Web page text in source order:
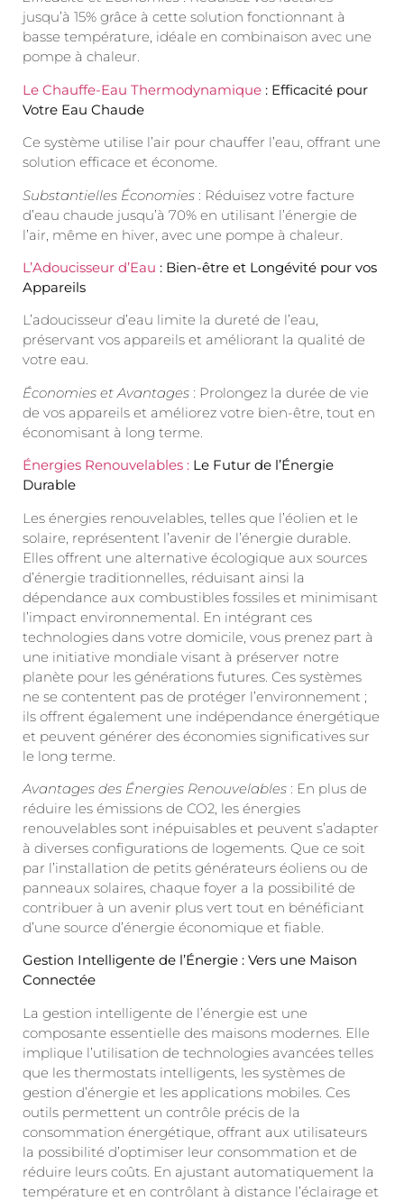
jusqu’à 15% grâce à cette solution fonctionnant à
basse température, idéale en combinaison avec une
pompe à chaleur.
Le Chauffe-Eau Thermodynamique : Efficacité pour
Votre Eau Chaude
Ce système utilise l’air pour chauffer l’eau, offrant une
solution efficace et économe.
Substantielles Économies : Réduisez votre facture
d’eau chaude jusqu’à 70% en utilisant l’énergie de
l’air, même en hiver, avec une pompe à chaleur.
L’Adoucisseur d’Eau : Bien-être et Longévité pour vos
Appareils
L’adoucisseur d’eau limite la dureté de l’eau,
préservant vos appareils et améliorant la qualité de
votre eau.
Économies et Avantages : Prolongez la durée de vie
de vos appareils et améliorez votre bien-être, tout en
économisant à long terme.
Énergies Renouvelables : Le Futur de l’Énergie
Durable
Les énergies renouvelables, telles que l’éolien et le
solaire, représentent l’avenir de l’énergie durable.
Elles offrent une alternative écologique aux sources
d’énergie traditionnelles, réduisant ainsi la
dépendance aux combustibles fossiles et minimisant
l’impact environnemental. En intégrant ces
technologies dans votre domicile, vous prenez part à
une initiative mondiale visant à préserver notre
planète pour les générations futures. Ces systèmes
ne se contentent pas de protéger l’environnement ;
ils offrent également une indépendance énergétique
et peuvent générer des économies significatives sur
le long terme.
Avantages des Énergies Renouvelables : En plus de
réduire les émissions de CO2, les énergies
renouvelables sont inépuisables et peuvent s’adapter
à diverses configurations de logements. Que ce soit
par l’installation de petits générateurs éoliens ou de
panneaux solaires, chaque foyer a la possibilité de
contribuer à un avenir plus vert tout en bénéficiant
d’une source d’énergie économique et fiable.
Gestion Intelligente de l’Énergie : Vers une Maison
Connectée
La gestion intelligente de l’énergie est une
composante essentielle des maisons modernes. Elle
implique l’utilisation de technologies avancées telles
que les thermostats intelligents, les systèmes de
gestion d’énergie et les applications mobiles. Ces
outils permettent un contrôle précis de la
consommation énergétique, offrant aux utilisateurs
la possibilité d’optimiser leur consommation et de
réduire leurs coûts. En ajustant automatiquement la
température et en contrôlant à distance l’éclairage et